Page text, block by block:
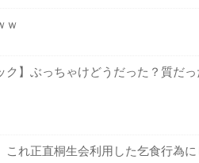
ｗ
】ぶっちゃけどうだった？質だっ